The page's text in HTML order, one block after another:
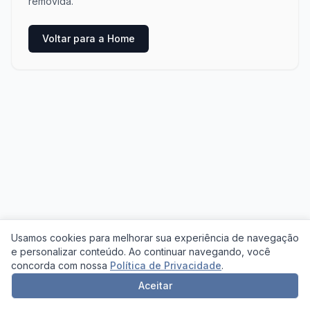
Usamos cookies para melhorar sua experiência de navegação
e personalizar conteúdo. Ao continuar navegando, você
concorda com nossa Política de Privacidade.
Aceitar
Voltar para a Home